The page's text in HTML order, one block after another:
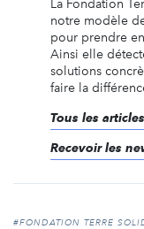
La Fondation
notre modèle
pour prendre
Ainsi elle
solutions
faire la
Tous les
Recevoir les
#FONDATION TERRE